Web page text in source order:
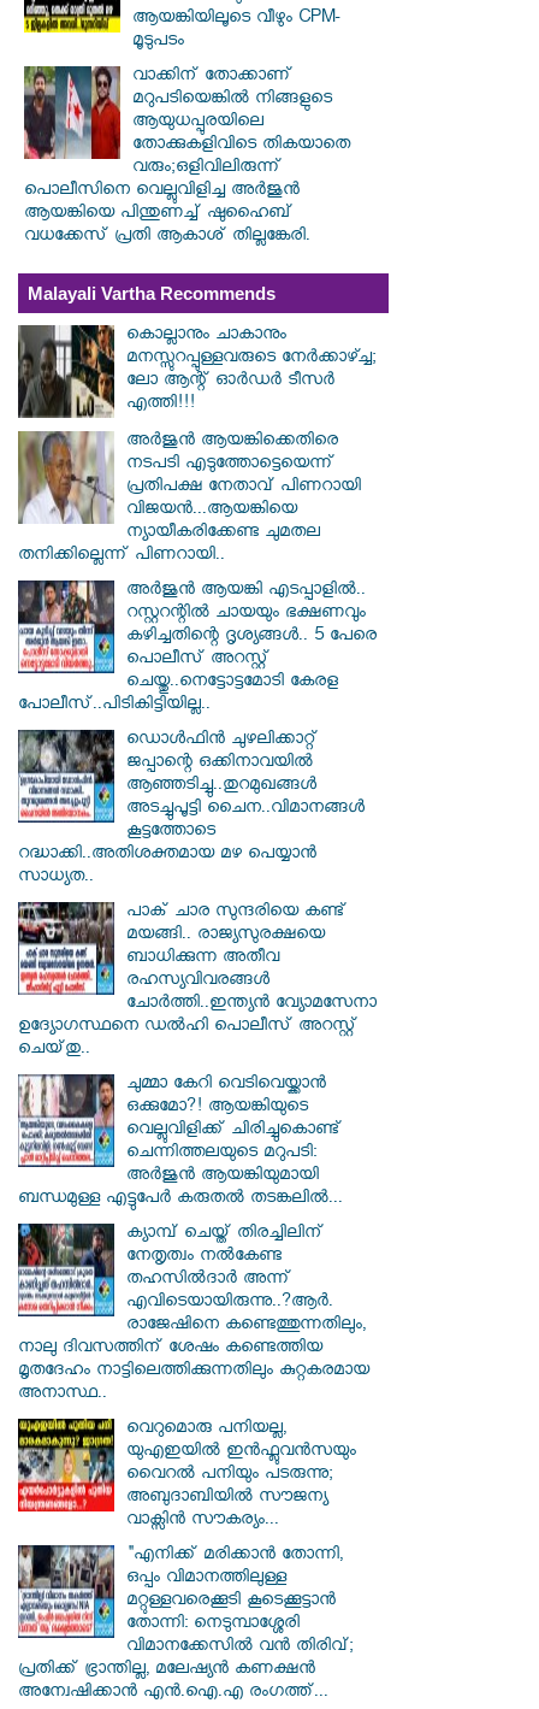
ആയങ്കിയിലൂടെ വീഴും CPM-
മൂടുപടം
വാക്കിന് തോക്കാണ്
മറുപടിയെങ്കിൽ നിങ്ങളുടെ
ആയുധപ്പുരയിലെ
തോക്കുകളിവിടെ തികയാതെ
വരും;ഒളിവിലിരുന്ന്
പൊലീസിനെ വെല്ലുവിളിച്ച അർജുൻ
ആയങ്കിയെ പിന്തുണച്ച് ഷുഹൈബ്
വധക്കേസ് പ്രതി ആകാശ് തില്ലങ്കേരി.
Malayali Vartha Recommends
കൊല്ലാനും ചാകാനും
മനസ്സുറപ്പുള്ളവരുടെ നേർക്കാഴ്ച്ച;
ലോ ആന്റ് ഓർഡർ ടീസർ
എത്തി!!!
അർജുൻ ആയങ്കിക്കെതിരെ
നടപടി എടുത്തോട്ടെയെന്ന്
പ്രതിപക്ഷ നേതാവ് പിണറായി
വിജയൻ...ആയങ്കിയെ
ന്യായീകരിക്കേണ്ട ചുമതല
തനിക്കില്ലെന്ന് പിണറായി..
അർജുൻ ആയങ്കി എടപ്പാളിൽ..
റസ്റ്ററന്റിൽ ചായയും ഭക്ഷണവും
കഴിച്ചതിന്റെ ദൃശ്യങ്ങൾ.. 5 പേരെ
പൊലീസ് അറസ്റ്റ്
ചെയ്തു..നെട്ടോട്ടമോടി കേരള
പോലീസ്..പിടികിട്ടിയില്ല..
ഡൊൾഫിൻ ചുഴലിക്കാറ്റ്
ജപ്പാന്റെ ഒക്കിനാവയിൽ
ആഞ്ഞടിച്ചു..തുറമുഖങ്ങൾ
അടച്ചുപൂട്ടി ചൈന..വിമാനങ്ങൾ
കൂട്ടത്തോടെ
റദ്ധാക്കി..അതിശക്തമായ മഴ പെയ്യാൻ
സാധ്യത..
പാക് ചാര സുന്ദരിയെ കണ്ട്
മയങ്ങി.. രാജ്യസുരക്ഷയെ
ബാധിക്കുന്ന അതീവ
രഹസ്യവിവരങ്ങൾ
ചോർത്തി..ഇന്ത്യൻ വ്യോമസേനാ
ഉദ്യോഗസ്ഥനെ ഡൽഹി പൊലീസ് അറസ്റ്റ്
ചെയ്‌തു..
ചുമ്മാ കേറി വെടിവെയ്ക്കാൻ
ഒക്കുമോ?! ആയങ്കിയുടെ
വെല്ലുവിളിക്ക് ചിരിച്ചുകൊണ്ട്
ചെന്നിത്തലയുടെ മറുപടി:
അർജുൻ ആയങ്കിയുമായി
ബന്ധമുള്ള എട്ടുപേർ കരുതൽ തടങ്കലിൽ...
ക്യാമ്പ് ചെയ്ത് തിരച്ചിലിന്
നേതൃത്വം നല്‍കേണ്ട
തഹസില്‍ദാര്‍ അന്ന്
എവിടെയായിരുന്നു..?ആര്‍.
രാജേഷിനെ കണ്ടെത്തുന്നതിലും,
നാലു ദിവസത്തിന് ശേഷം കണ്ടെത്തിയ
മൃതദേഹം നാട്ടിലെത്തിക്കുന്നതിലും കുറ്റകരമായ
അനാസ്ഥ..
വെറുമൊരു പനിയല്ല,
യുഎഇയിൽ ഇൻഫ്ലുവൻസയും
വൈറൽ പനിയും പടരുന്നു;
അബുദാബിയിൽ സൗജന്യ
വാക്സിൻ സൗകര്യം...
"എനിക്ക് മരിക്കാൻ തോന്നി,
ഒപ്പം വിമാനത്തിലുള്ള
മറ്റുള്ളവരെക്കൂടി കൂടെക്കൂട്ടാൻ
തോന്നി: നെടുമ്പാശ്ശേരി
വിമാനക്കേസിൽ വൻ തിരിവ്;
പ്രതിക്ക് ഭ്രാന്തില്ല, മലേഷ്യൻ കണക്ഷൻ
അന്വേഷിക്കാൻ എൻ.ഐ.എ രംഗത്ത്...